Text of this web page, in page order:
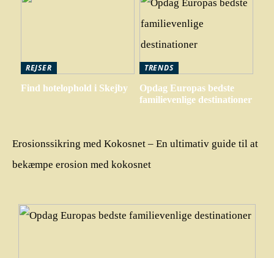
REJSER
Find hotelophold i Skejby
TRENDS
Opdag Europas bedste
familievenlige destinationer
Erosionssikring med Kokosnet – En ultimativ guide til at
bekæmpe erosion med kokosnet